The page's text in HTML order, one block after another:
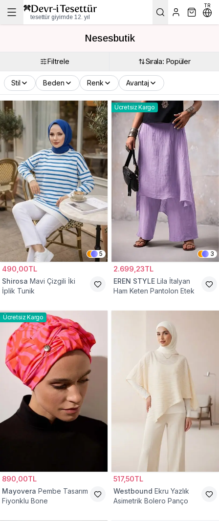
tesettür giyimde 12. yıl
TR
Nesesbutik
Filtrele Sırala: Popüler
Stil Beden Renk Avantaj
5
490,00TL
Shirosa Mavi Çizgili İki
İplik Tunik
Ücretsiz Kargo
3
2.699,23TL
EREN STYLE Lila İtalyan
Ham Keten Pantolon Etek
Ücretsiz Kargo
890,00TL
Mayovera Pembe Tasarım
Fiyonklu Bone
517,50TL
Westbound Ekru Yazlık
Asimetrik Bolero Panço